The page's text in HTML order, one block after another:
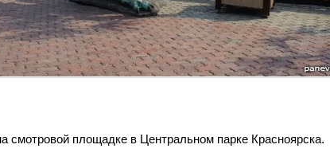
смотровой площадке в Центральном парке Красноярска.